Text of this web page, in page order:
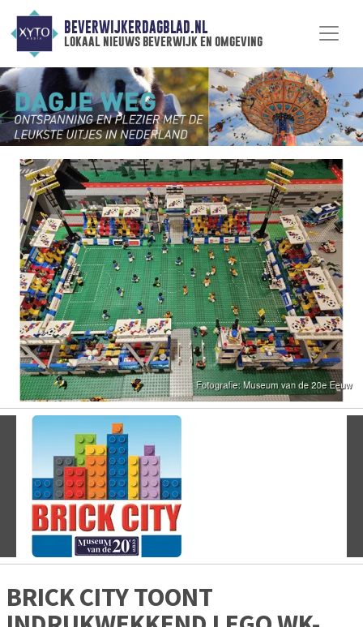
BEVERWIJKERDAGBLAD.NL
lokaal nieuws beverwijk en omgeving
Vorige
BRICK CITY TOONT